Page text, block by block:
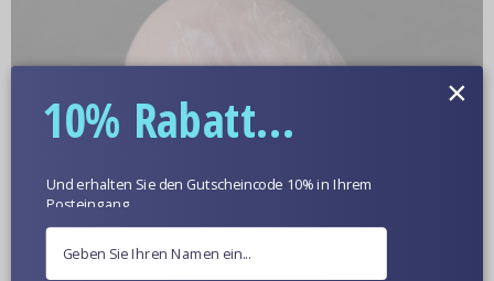
10% Rabatt...
Und erhalten Sie den Gutscheincode 10% in Ihrem
Posteingang.
×